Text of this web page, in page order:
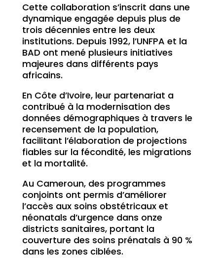
Cette collaboration s’inscrit dans une
dynamique engagée depuis plus de
trois décennies entre les deux
institutions. Depuis 1992, l’UNFPA et la
BAD ont mené plusieurs initiatives
majeures dans différents pays
africains.
En Côte d’Ivoire, leur partenariat a
contribué à la modernisation des
données démographiques à travers le
recensement de la population,
facilitant l’élaboration de projections
fiables sur la fécondité, les migrations
et la mortalité.
Au Cameroun, des programmes
conjoints ont permis d’améliorer
l’accès aux soins obstétricaux et
néonatals d’urgence dans onze
districts sanitaires, portant la
couverture des soins prénatals à 90 %
dans les zones ciblées.